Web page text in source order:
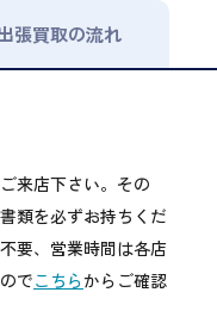
張買取の流れ
来店下さい。その
類を必ずお持ちくだ
要、営業時間は各店
でこちらからご確認